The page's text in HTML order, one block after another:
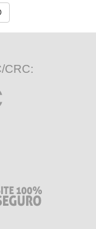
CRC: